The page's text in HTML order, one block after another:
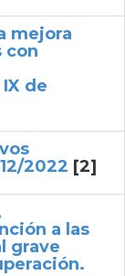
mejora
con
de
2022 [2]
a las
grave